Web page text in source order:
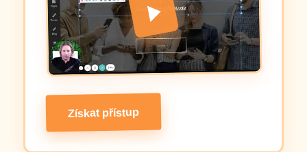
Získat přístup